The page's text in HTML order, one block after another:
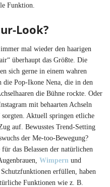
Funktion.
Look?
mal wieder den haarigen
überhaupt das Größte. Die
sich gerne in einem wahren
die Pop-Ikone Nena, die in den
die Bühne rockte. Oder
mit behaarten Achseln
Aktuell springen etliche
auf. Bewusstes Trend-Setting
der Me-too-Bewegung?
das Belassen der natürlichen
Wimpern und
erfüllen, haben
Funktionen wie z. B.